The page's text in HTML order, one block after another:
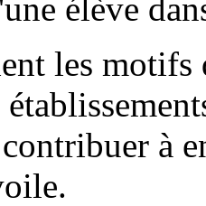
élève
les
à